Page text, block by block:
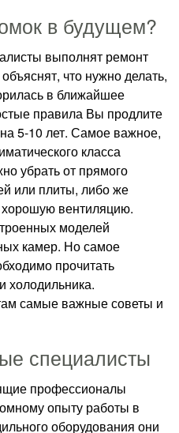
в будущем?
выполнят ремонт
что нужно делать,
в ближайшее
правила Вы продлите
5-10 лет. Самое важное,
класса
убрать от прямого
или плиты, либо же
вентиляцию.
моделей
камер. Но самое
прочитать
холодильника.
самые важные советы и
специалисты
профессионалы
опыту работы в
оборудования они